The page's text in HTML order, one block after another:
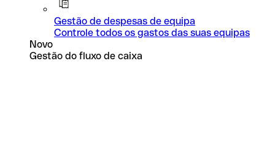
Gestão de despesas de equipa
Controle todos os gastos das suas equipas
Novo
Gestão do fluxo de caixa